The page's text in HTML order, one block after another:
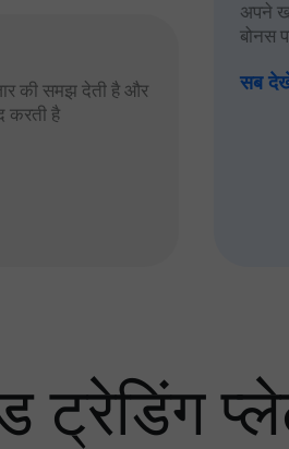
की समझ देती है और
करती है
अपने
बोनस
सब
ट्रेडिंग